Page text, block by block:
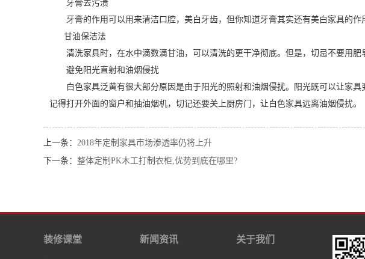
牙膏去污渍
牙膏的作用可以用来清洁口腔，美白牙齿，但你知道牙膏其实还有美白家具的作
甘油保洁法
清洗家具时，在水中滴数滴甘油，可以清洗的更干净彻底。但是，切忌不要用肥
避免阳光直射和油烟侵扰
白色家具泛黄有很大部分原因是由于阳光的照射和油烟侵扰。阳光既可以让家具
记得打开外面的窗户和抽油烟机，切记还要关上厨房门，让白色家具远离油烟侵扰。
上一条： 2018年定制家具市场渗透率仍将上升
下一条： 整体定制PK木工打制衣柜,优势到底在哪里?
装修课堂 新闻资讯 关于我们